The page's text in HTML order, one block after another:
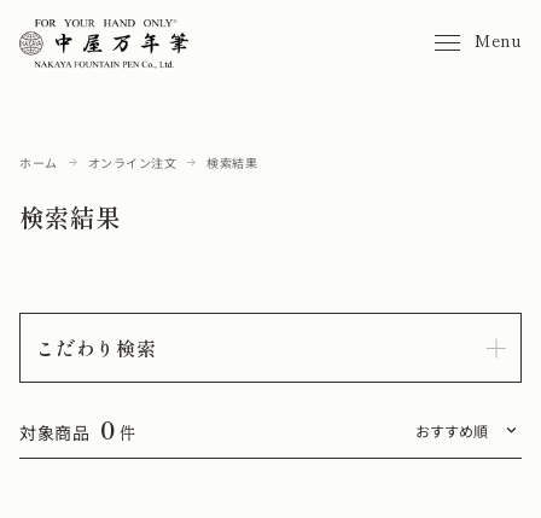
Menu
ホーム オンライン注文 検索結果
検索結果
こだわり検索
対象商品 0 件